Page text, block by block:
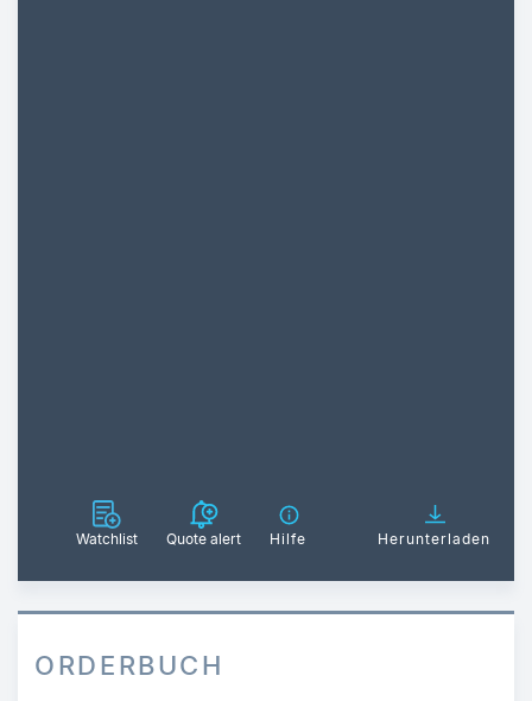
Watchlist Quote alert Hilfe Herunterladen
ORDERBUCH